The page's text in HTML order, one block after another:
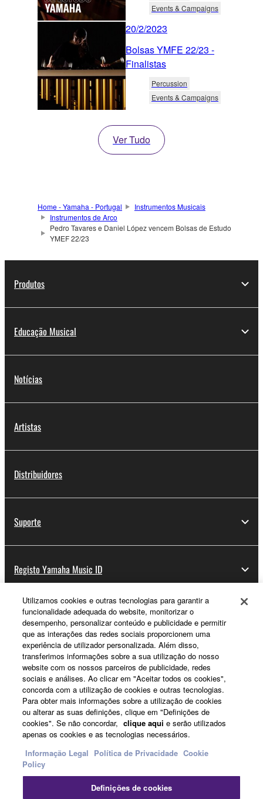
Events & Campaigns
20/2/2023
Bolsas YMFE 22/23 -
Finalistas
Percussion
Events & Campaigns
Ver Tudo
Home - Yamaha - Portugal
Instrumentos Musicais
Instrumentos de Arco
Pedro Tavares e Daniel López vencem Bolsas de Estudo
YMEF 22/23
Produtos
Educação Musical
Notícias
Artistas
Distribuidores
Suporte
Registo Yamaha Music ID
Sobre a Yamaha
Portugal - Portuguese
Negócio
Utilizamos cookies e outras tecnologias para garantir a
funcionalidade adequada do website, monitorizar o
desempenho, personalizar conteúdo e publicidade e permitir
que as interações das redes sociais proporcionem uma
experiência de utilizador personalizada. Além disso,
transferimos informações sobre a sua utilização do nosso
website com os nossos parceiros de publicidade, redes
sociais e análises. Ao clicar em "Aceitar todos os cookies",
concorda com a utilização de cookies e outras tecnologias.
Para obter mais informações sobre a utilização de cookies
ou alterar as suas definições, clique em "Definições de
cookies". Se não concordar, clique aqui e serão utilizados
apenas os cookies e as tecnologias necessários.
Informação Legal Política de Privacidade Cookie
Policy
Definições de cookies